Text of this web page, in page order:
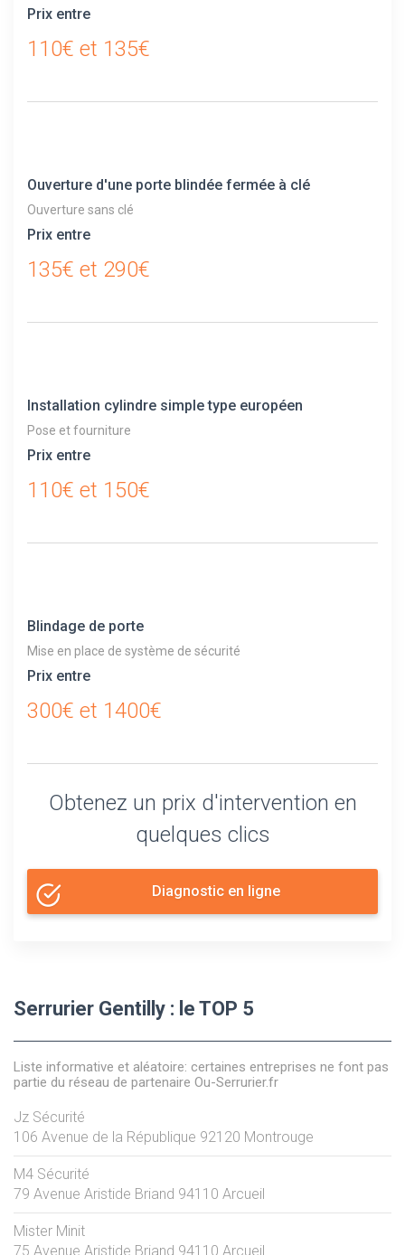
Prix entre
110€ et 135€
Ouverture d'une porte blindée fermée à clé
Ouverture sans clé
Prix entre
135€ et 290€
Installation cylindre simple type européen
Pose et fourniture
Prix entre
110€ et 150€
Blindage de porte
Mise en place de système de sécurité
Prix entre
300€ et 1400€
Obtenez un prix d'intervention en
quelques clics
Diagnostic en ligne
Serrurier Gentilly : le TOP 5
Liste informative et aléatoire: certaines entreprises ne font pas
partie du réseau de partenaire Ou-Serrurier.fr
Jz Sécurité
106 Avenue de la République 92120 Montrouge
M4 Sécurité
79 Avenue Aristide Briand 94110 Arcueil
Mister Minit
75 Avenue Aristide Briand 94110 Arcueil